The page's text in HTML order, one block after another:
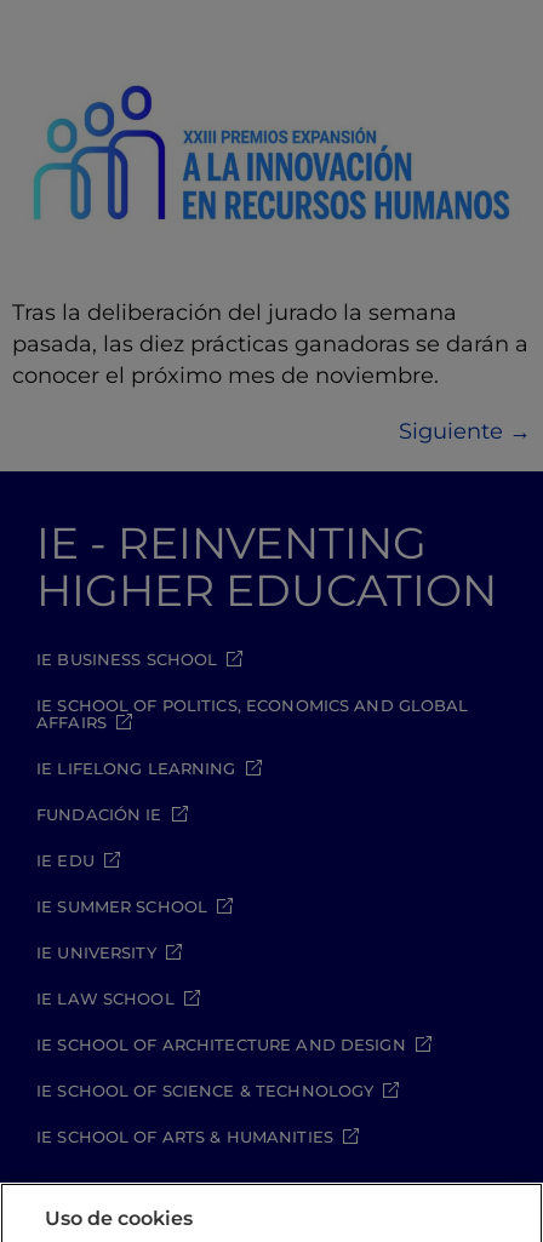
Tras la deliberación del jurado la semana
pasada, las diez prácticas ganadoras se darán a
conocer el próximo mes de noviembre.
Siguiente →
IE - REINVENTING
HIGHER EDUCATION
IE BUSINESS SCHOOL
IE SCHOOL OF POLITICS, ECONOMICS AND GLOBAL
AFFAIRS
IE LIFELONG LEARNING
FUNDACIÓN IE
IE EDU
IE SUMMER SCHOOL
IE UNIVERSITY
IE LAW SCHOOL
IE SCHOOL OF ARCHITECTURE AND DESIGN
IE SCHOOL OF SCIENCE & TECHNOLOGY
IE SCHOOL OF ARTS & HUMANITIES
Uso de cookies